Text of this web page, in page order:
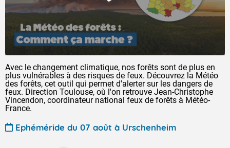
Avec le changement climatique, nos forêts sont de plus en
plus vulnérables à des risques de feux. Découvrez la Météo
des forêts, cet outil qui permet d'alerter sur les dangers de
feux. Direction Toulouse, où l'on retrouve Jean-Christophe
Vincendon, coordinateur national feux de forêts à Météo-
France.
Ephéméride du 07 août à Urschenheim